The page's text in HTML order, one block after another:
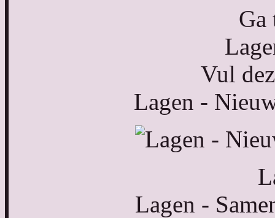
Ga
Vul
Lagen -
Lagen -